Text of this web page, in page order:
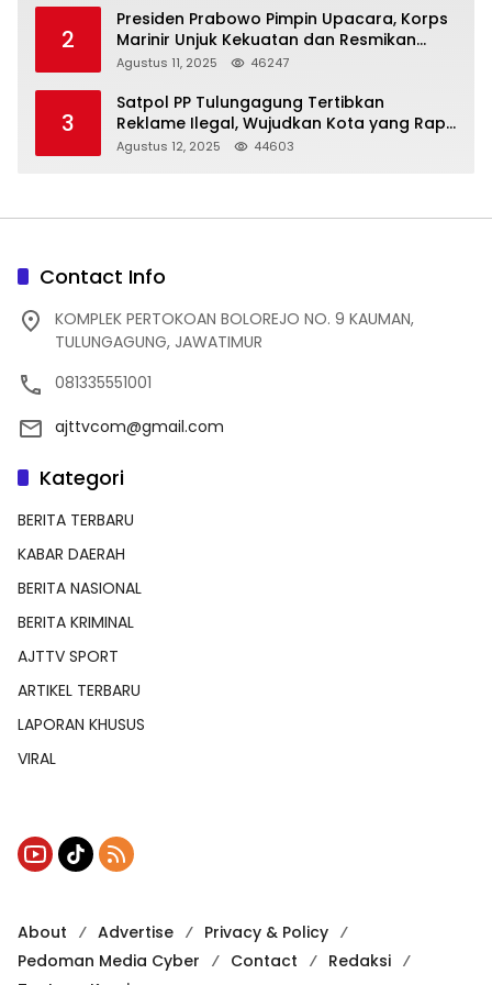
2
Presiden Prabowo Pimpin Upacara, Korps
Marinir Unjuk Kekuatan dan Resmikan
Struktur Baru
Agustus 11, 2025 46247
3
Satpol PP Tulungagung Tertibkan
Reklame Ilegal, Wujudkan Kota yang Rapi
dan Indah
Agustus 12, 2025 44603
Contact Info
KOMPLEK PERTOKOAN BOLOREJO NO. 9 KAUMAN,
TULUNGAGUNG, JAWATIMUR
081335551001
ajttvcom@gmail.com
Kategori
BERITA TERBARU
KABAR DAERAH
BERITA NASIONAL
BERITA KRIMINAL
AJTTV SPORT
ARTIKEL TERBARU
LAPORAN KHUSUS
VIRAL
About Advertise
Privacy & Policy
Pedoman Media Cyber
Contact
Redaksi